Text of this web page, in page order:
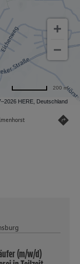
HERE, Deutschland
200 m
(m/w/d)